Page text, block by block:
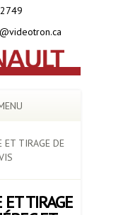
ET TIRAGE DE
ET TIRAGE